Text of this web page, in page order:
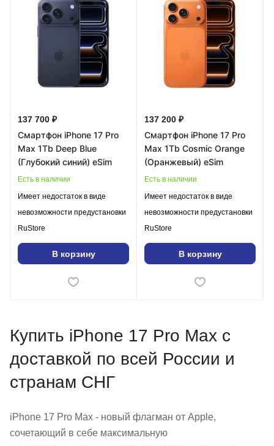
137 700 ₽
Смартфон iPhone 17 Pro
Max 1Tb Deep Blue
(Глубокий синий) eSim
Есть в наличии
Имеет недостаток в виде
невозможности предустановки
RuStore
В корзину
137 200 ₽
Смартфон iPhone 17 Pro
Max 1Tb Cosmic Orange
(Оранжевый) eSim
Есть в наличии
Имеет недостаток в виде
невозможности предустановки
RuStore
В корзину
Купить iPhone 17 Pro Max с
доставкой по всей России и
странам СНГ
iPhone 17 Pro Max - новый флагман от Apple,
сочетающий в себе максимальную